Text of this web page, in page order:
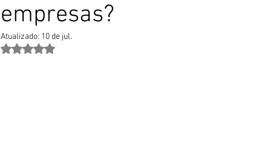
empresas?
Atualizado: 10 de jul.
Avaliado com NaN de 5 estrelas.